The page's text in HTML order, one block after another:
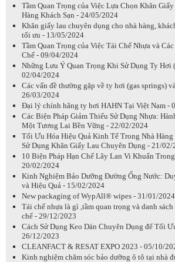
Tầm Quan Trọng của Việc Lựa Chọn Khăn
Hàng Khách Sạn - 24/05/2024
Khăn giấy lau chuyên dụng cho nhà hàng,
tối ưu - 13/05/2024
Tầm Quan Trọng của Việc Tái Chế Nhựa và
Chế - 09/04/2024
Những Lưu Ý Quan Trọng Khi Sử Dụng Ty Hơi
02/04/2024
Các vấn đề thường gặp về ty hơi (gas springs)
26/03/2024
Đại lý chính hãng ty hơi HAHN Tại Việt Nam -
Các Biện Pháp Giảm Thiểu Sử Dụng Nhựa:
Một Tương Lai Bền Vững - 22/02/2024
Tối Ưu Hóa Hiệu Quả Kinh Tế Trong Nhà
Sử Dụng Khăn Giấy Lau Chuyên Dụng - 21/02/
10 Biện Pháp Hạn Chế Lây Lan Vi Khuẩn
20/02/2024
Kinh Nghiệm Bảo Dưỡng Đường Ống Nước:
và Hiệu Quả - 15/02/2024
New packaging of WypAll® wipes - 31/01/2024
Tái chế nhựa là gì ,tầm quan trọng và danh
chế - 29/12/2023
Cách Sử Dụng Keo Dán Chuyên Dụng để Tối
26/12/2023
CLEANFACT & RESAT EXPO 2023 - 05/10/
Kinh nghiệm chăm sóc bảo dưỡng ô tô tại nhà